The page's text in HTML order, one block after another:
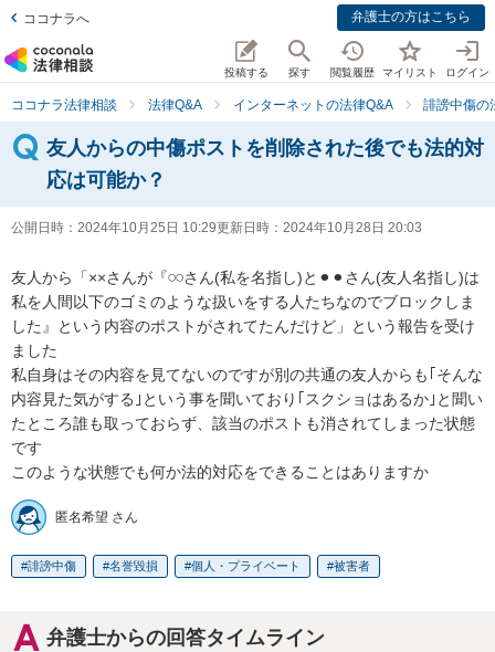
ココナラへ 弁護士の方はこちら
投稿する 探す 閲覧履歴 マイリスト ログイン
ココナラ法律相談 法律Q&A インターネットの法律Q&A 誹謗中傷の
友人からの中傷ポストを削除された後でも法的対
応は可能か？
公開日時： 2024年10月25日 10:29更新日時： 2024年10月28日 20:03
友人から「××さんが『𓏸𓏸さん(私を名指し)と⚫︎⚫︎さん(友人名指し)は
私を人間以下のゴミのような扱いをする人たちなのでブロックしま
した』という内容のポストがされてたんだけど」という報告を受け
ました
私自身はその内容を見てないのですが別の共通の友人からも｢そんな
内容見た気がする｣という事を聞いており｢スクショはあるか｣と聞い
たところ誰も取っておらず、該当のポストも消されてしまった状態
です
このような状態でも何か法的対応をできることはありますか
匿名希望 さん
誹謗中傷 名誉毀損 個人・プライベート 被害者
弁護士からの回答タイムライン